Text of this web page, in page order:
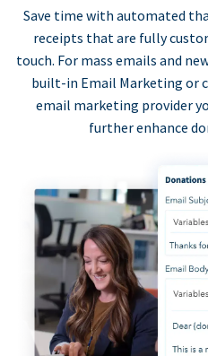
Save time with automated
receipts that are fully
touch. For mass emails and
built-in Email Marketing or
email marketing provider
further enhance